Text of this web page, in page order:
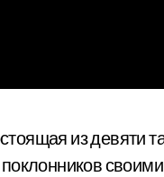
из девяти